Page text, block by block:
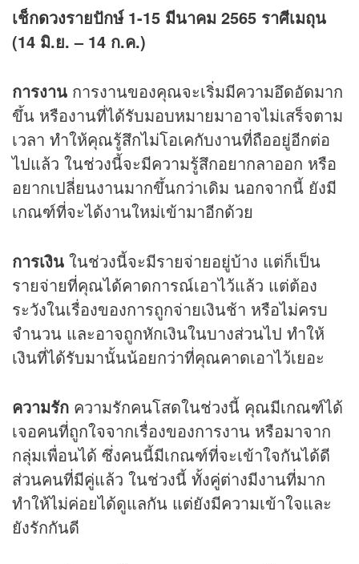
เช็กดวงรายปักษ์ 1-15 มีนาคม 2565 ราศีเมถุน
(14 มิ.ย. – 14 ก.ค.)
การงาน การงานของคุณจะเริ่มมีความอึดอัดมาก
ขึ้น หรืองานที่ได้รับมอบหมายมาอาจไม่เสร็จตาม
เวลา ทำให้คุณรู้สึกไม่โอเคกับงานที่ถืออยู่อีกต่อ
ไปแล้ว ในช่วงนี้จะมีความรู้สึกอยากลาออก หรือ
อยากเปลี่ยนงานมากขึ้นกว่าเดิม นอกจากนี้ ยังมี
เกณฑ์ที่จะได้งานใหม่เข้ามาอีกด้วย
การเงิน ในช่วงนี้จะมีรายจ่ายอยู่บ้าง แต่ก็เป็น
รายจ่ายที่คุณได้คาดการณ์เอาไว้แล้ว แต่ต้อง
ระวังในเรื่องของการถูกจ่ายเงินช้า หรือไม่ครบ
จำนวน และอาจถูกหักเงินในบางส่วนไป ทำให้
เงินที่ได้รับมานั้นน้อยกว่าที่คุณคาดเอาไว้เยอะ
ความรัก ความรักคนโสดในช่วงนี้ คุณมีเกณฑ์ได้
เจอคนที่ถูกใจจากเรื่องของการงาน หรือมาจาก
กลุ่มเพื่อนได้ ซึ่งคนนี้มีเกณฑ์ที่จะเข้าใจกันได้ดี
ส่วนคนที่มีคู่แล้ว ในช่วงนี้ ทั้งคู่ต่างมีงานที่มาก
ทำให้ไม่ค่อยได้ดูแลกัน แต่ยังมีความเข้าใจและ
ยังรักกันดี